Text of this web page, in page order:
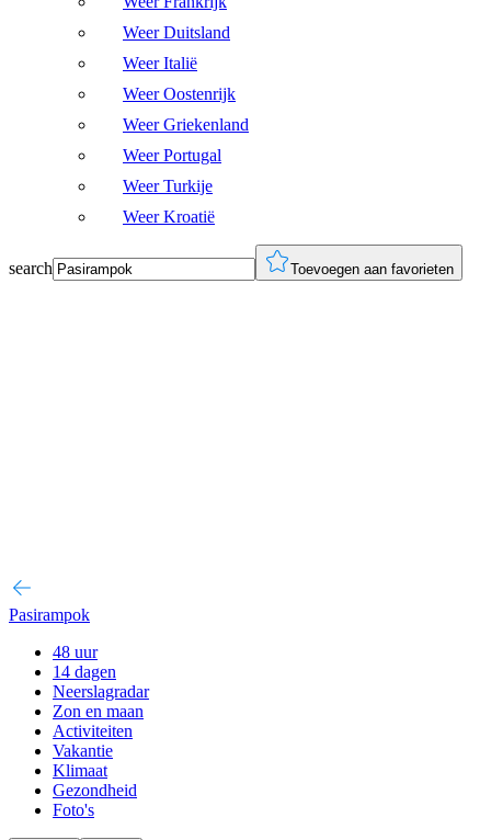
Weer Duitsland
Weer Italië
Weer Oostenrijk
Weer Griekenland
Weer Portugal
Weer Turkije
Weer Kroatië
search Toevoegen aan favorieten
Pasirampok
48 uur
14 dagen
Neerslagradar
Zon en maan
Activiteiten
Vakantie
Klimaat
Gezondheid
Foto's